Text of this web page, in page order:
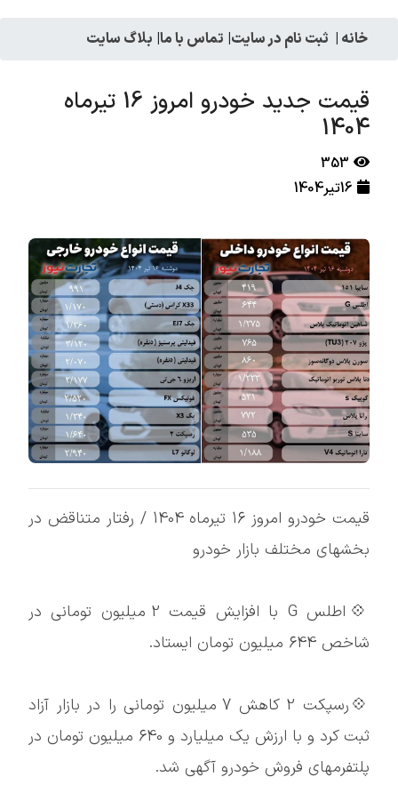
خانه | ثبت نام در سایت| تماس با ما| بلاگ سایت
قیمت جدید خودرو امروز 16 تیرماه
1404
353
16تیر1404
قیمت خودرو امروز 16 تیرماه 1404 / رفتار متناقض در
بخشهای مختلف بازار خودرو
💠اطلس G با افزایش قیمت 2 میلیون تومانی در
شاخص 644 میلیون تومان ایستاد.
💠رسپکت 2 کاهش 7 میلیون تومانی را در بازار آزاد
ثبت کرد و با ارزش یک میلیارد و 640 میلیون تومان در
پلتفرمهای فروش خودرو آگهی شد.